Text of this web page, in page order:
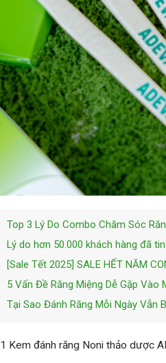
Top 3 Lý Do Combo Chăm Sóc
Lý do hơn 50.000 khách hàng đã
[Sale Tết 2025] SALE HẾT NĂM
5 Vấn Đề Răng Miệng Dễ Gặp Vào
Tại Sao Đánh Răng Mỗi Ngày Vẫn
1 Kem đánh răng Noni thảo dược